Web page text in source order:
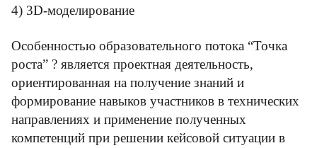
4) 3D-моделирование
Особенностью образовательного потока “Точка
роста” ? является проектная деятельность,
ориентированная на получение знаний и
формирование навыков участников в технических
направлениях и применение полученных
компетенций при решении кейсовой ситуации в